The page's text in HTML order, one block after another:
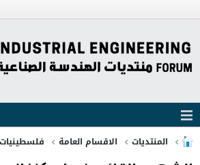
المنتديات الاقسام العامة فلسطينيات